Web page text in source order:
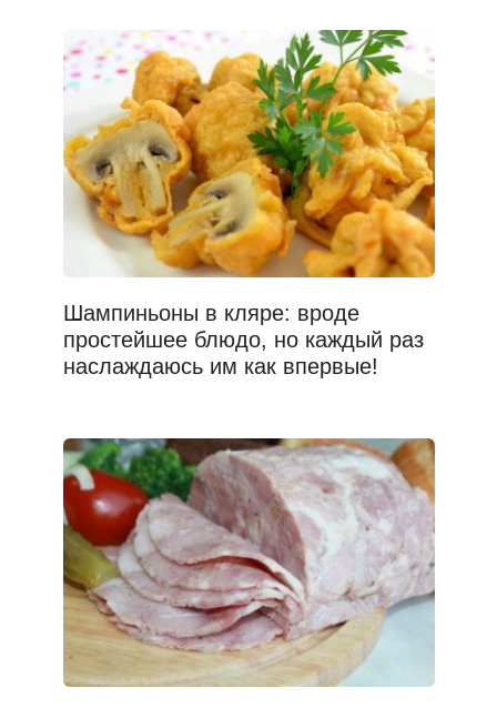
Шампиньоны в кляре: вроде
простейшее блюдо, но каждый раз
наслаждаюсь им как впервые!